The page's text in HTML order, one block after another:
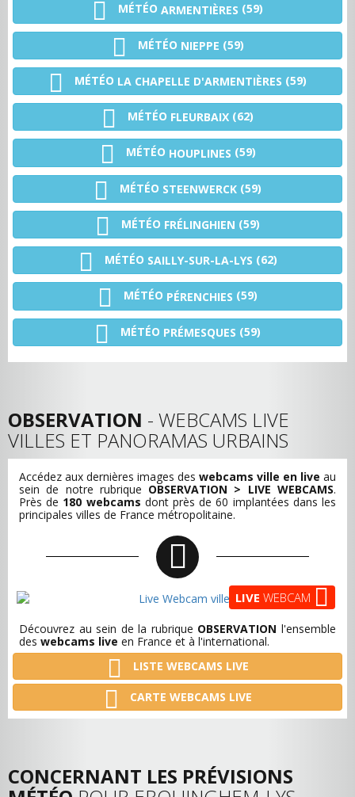
MÉTÉO ARMENTIÈRES (59)
MÉTÉO NIEPPE (59)
MÉTÉO LA CHAPELLE D'ARMENTIÈRES (59)
MÉTÉO FLEURBAIX (62)
MÉTÉO HOUPLINES (59)
MÉTÉO STEENWERCK (59)
MÉTÉO FRÉLINGHIEN (59)
MÉTÉO SAILLY-SUR-LA-LYS (62)
MÉTÉO PÉRENCHIES (59)
MÉTÉO PRÉMESQUES (59)
OBSERVATION - WEBCAMS LIVE
VILLES ET PANORAMAS URBAINS
Accédez aux dernières images des webcams ville en live au
sein de notre rubrique OBSERVATION > LIVE WEBCAMS.
Près de 180 webcams dont près de 60 implantées dans les
principales villes de France métropolitaine.
LIVE WEBCAM
Découvrez au sein de la rubrique OBSERVATION l'ensemble
des webcams live en France et à l'international.
LISTE WEBCAMS LIVE
CARTE WEBCAMS LIVE
CONCERNANT LES PRÉVISIONS